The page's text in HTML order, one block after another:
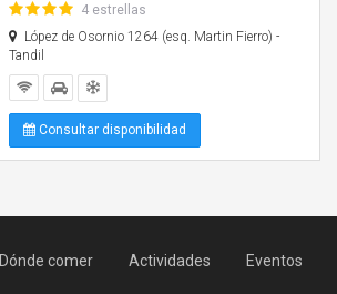
4 estrellas
López de Osornio 1264 (esq. Martin Fierro) -
Tandil
Consultar disponibilidad
Dónde comer Actividades Eventos